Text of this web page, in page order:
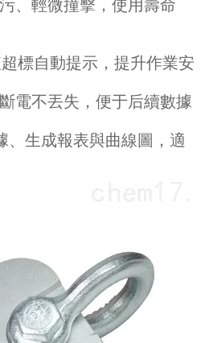
、輕微撞擊，使用壽命
標自動提示，提升作業安
電不丟失，便于后續數據
、生成報表與曲線圖，適